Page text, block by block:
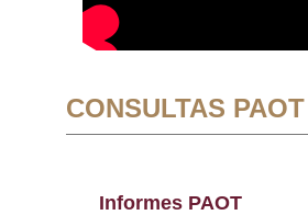
CONSULTAS PAOT
Informes PAOT